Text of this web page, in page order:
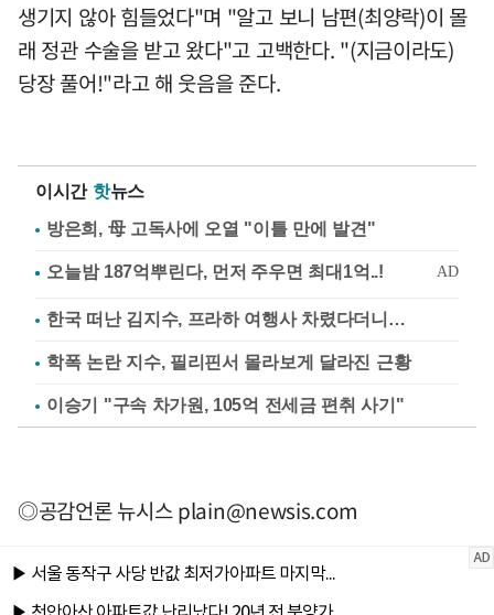
생기지 않아 힘들었다"며 "알고 보니 남편(최양락)이 몰
래 정관 수술을 받고 왔다"고 고백한다. "(지금이라도)
당장 풀어!"라고 해 웃음을 준다.
이시간 핫뉴스
방은희, 母 고독사에 오열 "이틀 만에 발견"
한국 떠난 김지수, 프라하 여행사 차렸다더니…
학폭 논란 지수, 필리핀서 몰라보게 달라진 근황
이승기 "구속 차가원, 105억 전세금 편취 사기"
◎공감언론 뉴시스plain@newsis.com